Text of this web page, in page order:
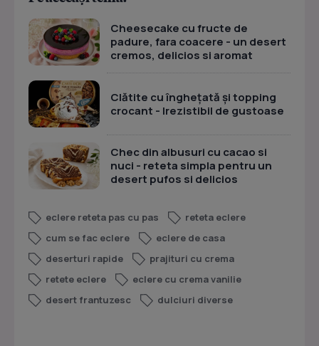
Cheesecake cu fructe de
padure, fara coacere - un desert
cremos, delicios si aromat
Clătite cu înghețată și topping
crocant - Irezistibil de gustoase
Chec din albusuri cu cacao si
nuci - reteta simpla pentru un
desert pufos si delicios
eclere reteta pas cu pas
reteta eclere
cum se fac eclere
eclere de casa
deserturi rapide
prajituri cu crema
retete eclere
eclere cu crema vanilie
desert frantuzesc
dulciuri diverse